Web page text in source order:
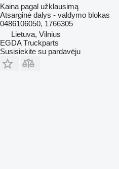
Kaina pagal užklausimą
Atsarginė dalys - valdymo blokas
0486106050, 1766305
Lietuva, Vilnius
EGDA Truckparts
Susisiekite su pardavėju